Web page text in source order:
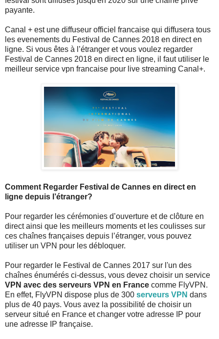
payante.
Canal + est une diffuseur officiel francaise qui diffusera tous
les evenements du Festival de Cannes 2018 en direct en
ligne. Si vous êtes à l’étranger et vous voulez regarder
Festival de Cannes 2018 en direct en ligne, il faut utiliser le
meilleur service vpn francaise pour live streaming Canal+.
Comment Regarder Festival de Cannes en direct en
ligne depuis l’étranger?
Pour regarder les cérémonies d’ouverture et de clôture en
direct ainsi que les meilleurs moments et les coulisses sur
ces chaînes françaises depuis l’étranger, vous pouvez
utiliser un VPN pour les débloquer.
Pour regarder le Festival de Cannes 2017 sur l'un des
chaînes énumérés ci-dessus, vous devez choisir un service
VPN avec des serveurs VPN en France comme FlyVPN.
En effet, FlyVPN dispose plus de 300 serveurs VPN dans
plus de 40 pays. Vous avez la possibilité de choisir un
serveur situé en France et changer votre adresse IP pour
une adresse IP française.